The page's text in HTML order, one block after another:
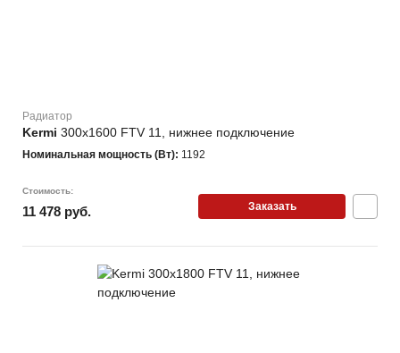
Радиатор
Kermi 300х1600 FTV 11, нижнее подключение
Номинальная мощность (Вт): 1192
Стоимость:
11 478 руб. Заказать